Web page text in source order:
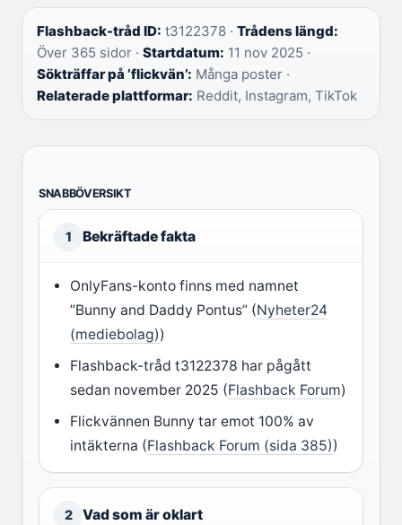
Flashback-tråd ID: t3122378 · Trådens längd:
Över 365 sidor · Startdatum: 11 nov 2025 ·
Sökträffar på ’flickvän’: Många poster ·
Relaterade plattformar: Reddit, Instagram, TikTok
SNABBÖVERSIKT
1 Bekräftade fakta
OnlyFans-konto finns med namnet
”Bunny and Daddy Pontus” (Nyheter24
(mediebolag))
Flashback-tråd t3122378 har pågått
sedan november 2025 (Flashback Forum)
Flickvännen Bunny tar emot 100% av
intäkterna (Flashback Forum (sida 385))
2 Vad som är oklart